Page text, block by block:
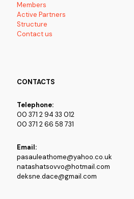
Members
Active Partners
Structure
Contact us
CONTACTS
Telephone:
00 371 2 94 33 012
00 371 2 66 58 731
Email:
pasauleathome@yahoo.co.uk
natashatsovvo@hotmail.com
deksne.dace@gmail.com